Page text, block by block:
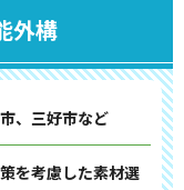
外構
、三好市など
を考慮した素材選